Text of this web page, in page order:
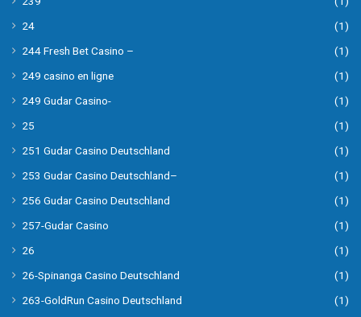
24
(1)
244 Fresh Bet Casino –
(1)
249 casino en ligne
(1)
249 Gudar Casino-
(1)
25
(1)
251 Gudar Casino Deutschland
(1)
253 Gudar Casino Deutschland–
(1)
256 Gudar Casino Deutschland
(1)
257-Gudar Casino
(1)
26
(1)
26-Spinanga Casino Deutschland
(1)
263-GoldRun Casino Deutschland
(1)